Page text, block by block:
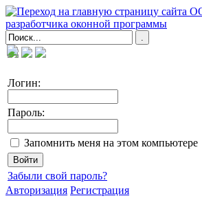
Логин:
Пароль:
Запомнить меня на этом компьютере
Забыли свой пароль?
Авторизация Регистрация